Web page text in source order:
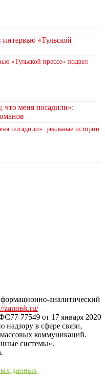
«Тульской прессе» подвел
посадили»: реальные истории
области на сайте
аналитический
zanmsk.ru/
77549 от 17 января 2020
надзору в сфере связи,
коммуникаций.
системы».
данных